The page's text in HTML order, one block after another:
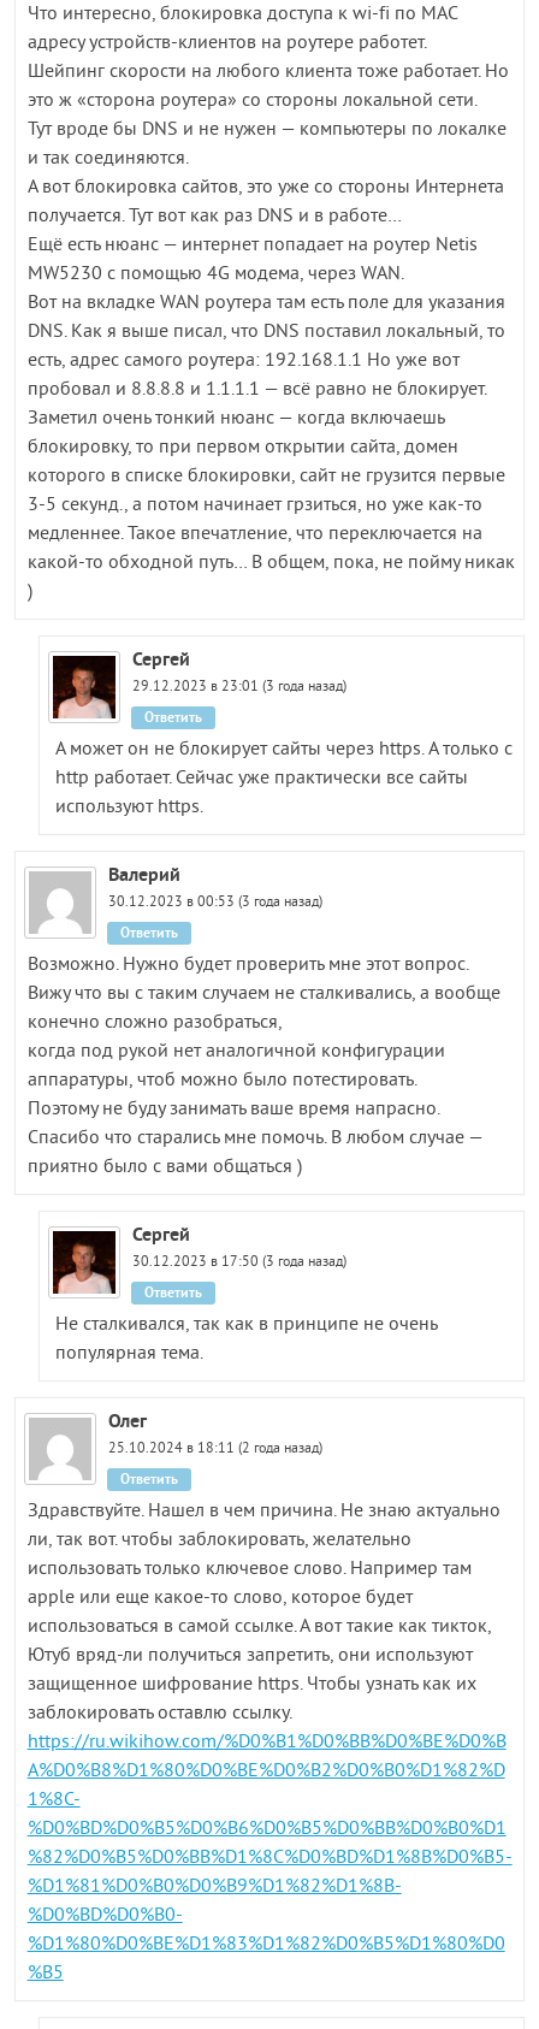
Что интересно, блокировка доступа к wi-fi по MAC
адресу устройств-клиентов на роутере работет.
Шейпинг скорости на любого клиента тоже работает. Но
это ж «сторона роутера» со стороны локальной сети.
Тут вроде бы DNS и не нужен — компьютеры по локалке
и так соединяются.
А вот блокировка сайтов, это уже со стороны Интернета
получается. Тут вот как раз DNS и в работе…
Ещё есть нюанс — интернет попадает на роутер Netis
MW5230 с помощью 4G модема, через WAN.
Вот на вкладке WAN роутера там есть поле для указания
DNS. Как я выше писал, что DNS поставил локальный, то
есть, адрес самого роутера: 192.168.1.1 Но уже вот
пробовал и 8.8.8.8 и 1.1.1.1 — всё равно не блокирует.
Заметил очень тонкий нюанс — когда включаешь
блокировку, то при первом открытии сайта, домен
которого в списке блокировки, сайт не грузится первые
3-5 секунд., а потом начинает грзиться, но уже как-то
медленнее. Такое впечатление, что переключается на
какой-то обходной путь… В общем, пока, не пойму никак
)
Сергей
29.12.2023 в 23:01 (3 года назад)
А может он не блокирует сайты через https. А только с
http работает. Сейчас уже практически все сайты
используют https.
Ответить
Валерий
30.12.2023 в 00:53 (3 года назад)
Возможно. Нужно будет проверить мне этот вопрос.
Вижу что вы с таким случаем не сталкивались, а вообще
конечно сложно разобраться,
когда под рукой нет аналогичной конфигурации
аппаратуры, чтоб можно было потестировать.
Поэтому не буду занимать ваше время напрасно.
Спасибо что старались мне помочь. В любом случае —
приятно было с вами общаться )
Ответить
Сергей
30.12.2023 в 17:50 (3 года назад)
Не сталкивался, так как в принципе не очень
популярная тема.
Ответить
Олег
25.10.2024 в 18:11 (2 года назад)
Здравствуйте. Нашел в чем причина. Не знаю актуально
ли, так вот. чтобы заблокировать, желательно
использовать только ключевое слово. Например там
apple или еще какое-то слово, которое будет
использоваться в самой ссылке. А вот такие как тикток,
Ютуб вряд-ли получиться запретить, они используют
защищенное шифрование https. Чтобы узнать как их
заблокировать оставлю ссылку.
https://ru.wikihow.com/%D0%B1%D0%BB%D0%BE%D0%B
A%D0%B8%D1%80%D0%BE%D0%B2%D0%B0%D1%82%D
1%8C-
%D0%BD%D0%B5%D0%B6%D0%B5%D0%BB%D0%B0%D1
%82%D0%B5%D0%BB%D1%8C%D0%BD%D1%8B%D0%B5-
%D1%81%D0%B0%D0%B9%D1%82%D1%8B-
%D0%BD%D0%B0-
%D1%80%D0%BE%D1%83%D1%82%D0%B5%D1%80%D0
%B5
Ответить